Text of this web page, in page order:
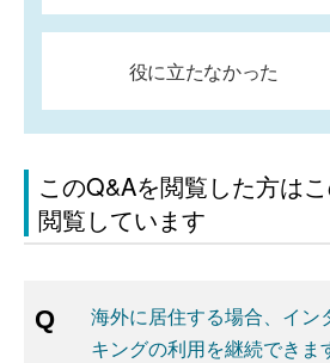
役に立たなかった
このQ&Aを閲覧した方は
閲覧しています
海外に居住する場合、イン
キングの利用を継続できま